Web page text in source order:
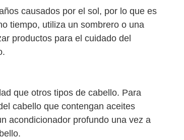
causados por el sol, por lo que es
tiempo, utiliza un sombrero o una
productos para el cuidado del
que otros tipos de cabello. Para
cabello que contengan aceites
acondicionador profundo una vez a